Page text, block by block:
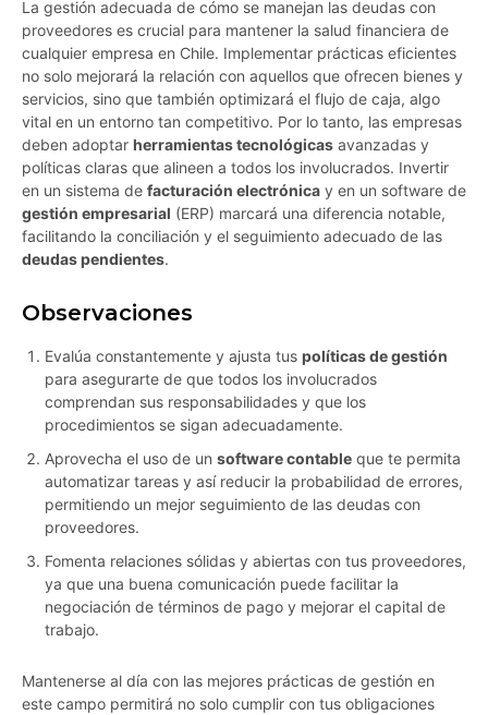
La gestión adecuada de cómo se manejan las deudas con
proveedores es crucial para mantener la salud financiera de
cualquier empresa en Chile. Implementar prácticas eficientes
no solo mejorará la relación con aquellos que ofrecen bienes y
servicios, sino que también optimizará el flujo de caja, algo
vital en un entorno tan competitivo. Por lo tanto, las empresas
deben adoptar herramientas tecnológicas avanzadas y
políticas claras que alineen a todos los involucrados. Invertir
en un sistema de facturación electrónica y en un software de
gestión empresarial (ERP) marcará una diferencia notable,
facilitando la conciliación y el seguimiento adecuado de las
deudas pendientes.
Observaciones
Evalúa constantemente y ajusta tus políticas de gestión
para asegurarte de que todos los involucrados
comprendan sus responsabilidades y que los
procedimientos se sigan adecuadamente.
Aprovecha el uso de un software contable que te permita
automatizar tareas y así reducir la probabilidad de errores,
permitiendo un mejor seguimiento de las deudas con
proveedores.
Fomenta relaciones sólidas y abiertas con tus proveedores,
ya que una buena comunicación puede facilitar la
negociación de términos de pago y mejorar el capital de
trabajo.
Mantenerse al día con las mejores prácticas de gestión en
este campo permitirá no solo cumplir con tus obligaciones